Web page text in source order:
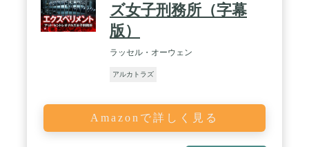
ズ女子刑務所（字幕
版）
ラッセル・オーウェン
アルカトラズ
Amazonで詳しく見る